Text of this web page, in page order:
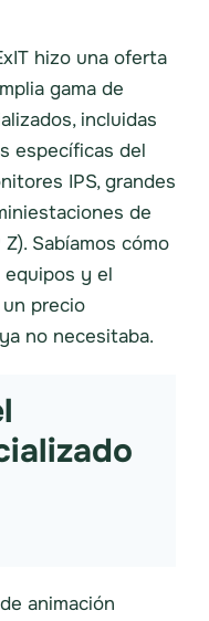
hizo una oferta
gama de
incluidas
específicas del
IPS, grandes
de
Sabíamos cómo
equipos y el
precio
no necesitaba.
animación